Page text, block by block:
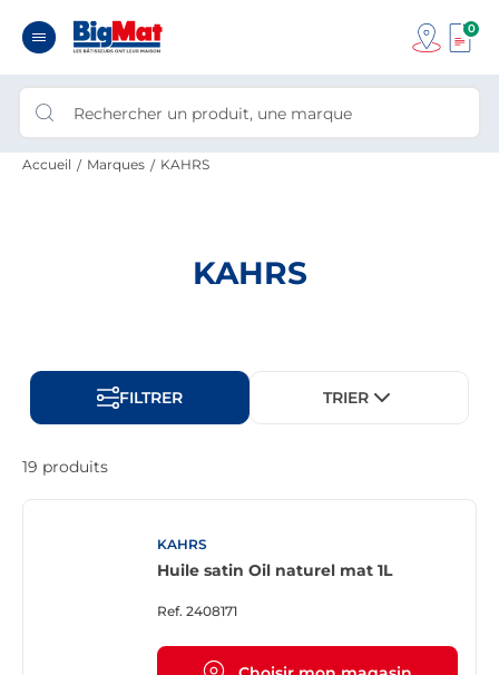
0
Accueil Marques KAHRS
KAHRS
FILTRER TRIER
19 produits
KAHRS
Huile satin Oil naturel mat 1L
Ref. 2408171